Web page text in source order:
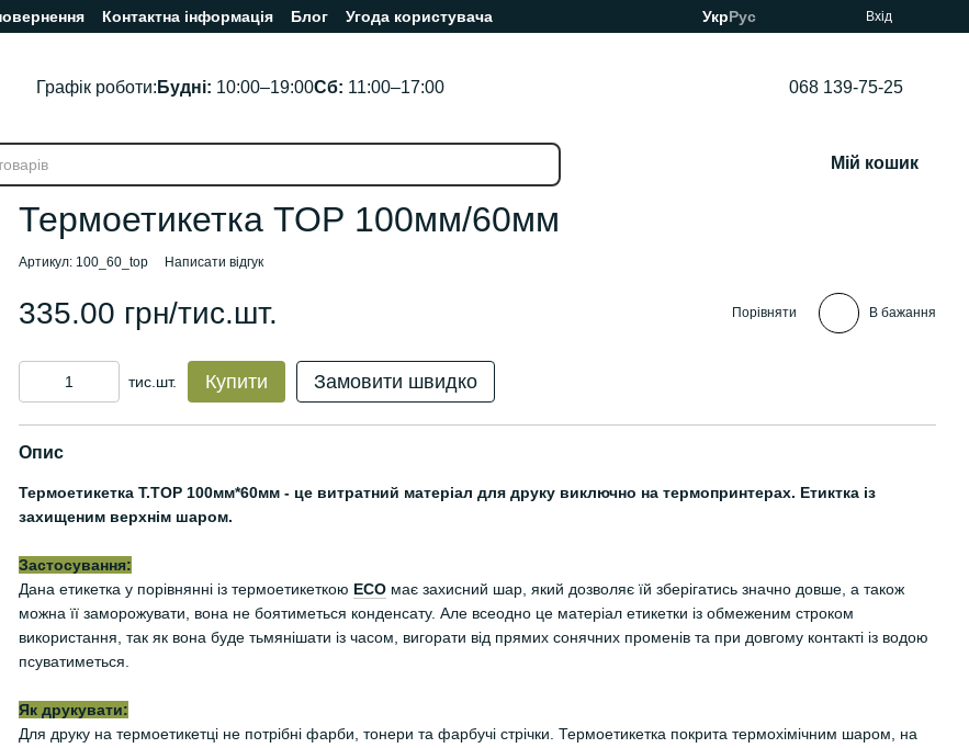
Контактна інформація Блог
Угода користувача
УкрРус Вхід
Графік роботи: Будні: 10:00–19:00Сб: 11:00–17:00 068 139-75-25
Мій кошик
Термоетикетка ТОР 100мм/60мм
Артикул: 100_60_top Написати відгук
335.00 грн/тис.шт. Порівняти В бажання
тис.шт. Купити Замовити швидко
Опис
Термоетикетка Т.TOP 100мм*60мм - це витратний матеріал для друку виключно на термопринтерах. Етиктка із
захищеним верхнім шаром.
Застосування:
Дана етикетка у порівнянні із термоетикеткою ЕСО має захисний шар, який дозволяє їй зберігатись значно довше, а також
можна її заморожувати, вона не боятиметься конденсату. Але всеодно це матеріал етикетки із обмеженим строком
використання, так як вона буде тьмянішати із часом, вигорати від прямих сонячних променів та при довгому контакті із водою
псуватиметься.
Як друкувати:
Для друку на термоетикетці не потрібні фарби, тонери та фарбучі стрічки. Термоетикетка покрита термохімічним шаром, на